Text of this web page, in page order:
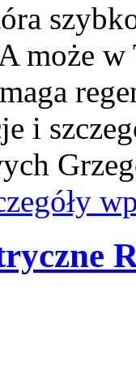
może
i